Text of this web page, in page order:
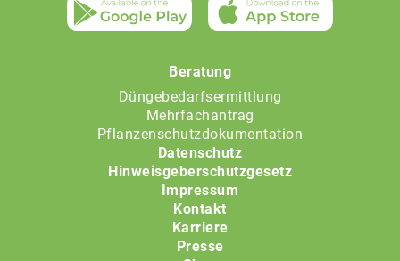
Beratung
Düngebedarfsermittlung
Mehrfachantrag
Pflanzenschutzdokumentation
Datenschutz
Hinweisgeberschutzgesetz
Impressum
Kontakt
Karriere
Presse